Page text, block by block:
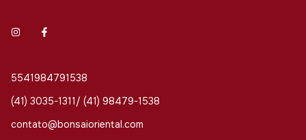
5541984791538
(41) 3035-1311/ (41) 98479-1538
contato@bonsaioriental.com